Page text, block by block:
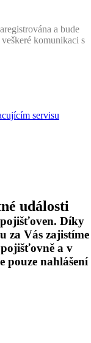
a bude
komunikaci s
servisu
události
Díky
za Vás zajistíme
a v
pouze nahlášení